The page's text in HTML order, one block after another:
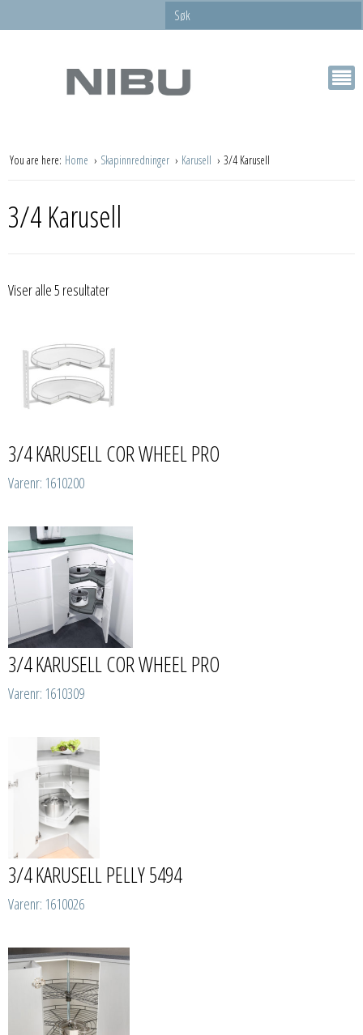
You are here: Home Skapinnredninger Karusell 3/4 Karusell
3/4 Karusell
Viser alle 5 resultater
3/4 KARUSELL COR WHEEL PRO
Varenr: 1610200
3/4 KARUSELL COR WHEEL PRO
Varenr: 1610309
3/4 KARUSELL PELLY 5494
Varenr: 1610026